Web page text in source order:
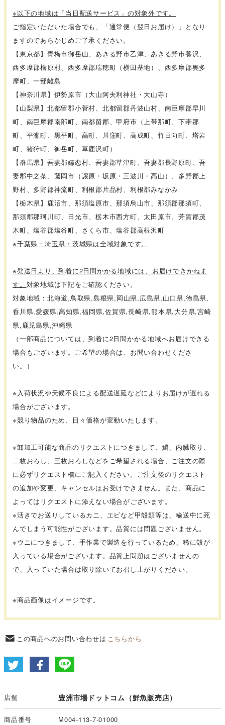
※以下の地域は「当日配送サービス」の対象外です。
ご指定いただいた場合でも、「通常便（翌日お届け）」となり
ますのであらかじめご了承ください。
【東京都】青梅市御岳山、あきる野市乙津、あきる野市養沢、
西多摩郡檜原村、西多摩郡瑞穂町（横田基地）、西多摩郡奥多
摩町、一部離島
【神奈川県】伊勢原市（大山阿夫利神社・大山寺）
【山梨県】北都留郡小菅村、北都留郡丹波山村、南巨摩郡早川
町、南巨摩郡南部町、南都留郡、甲府市（上帯那町、下帯那
町、平瀬町、黒平町、高町、川窪町、高成町、竹日向町、塔岩
町、猪狩町、御岳町、草鹿沢町）
【群馬県】吾妻郡嬬恋村、吾妻郡草津町、吾妻郡長野原町、吾
妻郡中之条、藤岡市（譲原・坂原・三波川・高山）、多野郡上
野村、多野郡神流町、利根郡片品村、利根郡みなかみ
【栃木県】鹿沼市、那須塩原市、那須烏山市、那須郡那須町、
那須郡那珂川町、日光市、栃木市西方町、太田原市、芳賀郡茂
木町、塩谷郡塩谷町、さくら市、塩谷郡高根沢町
※千葉県・埼玉県・茨城県は全域対象です。
※発送日より、到着に2日間かかる地域には、お届けできかねま
す。 対象地域は下記をご確認ください。
対象地域：北海道,鳥取県,島根県,岡山県,広島県,山口県,徳島県,
香川県,愛媛県,高知県,福岡県,佐賀県,長崎県,熊本県,大分県,宮崎
県,鹿児島県,沖縄県
（一部商品については、到着に2日間かかる地域へお届けできる
場合もございます。ご希望の場合は、お問い合わせくださ
い。）
※入荷状況や天候不良による配送遅延などによりお届けが遅れる
場合がございます。
※競り物品のため、日々価格が変動いたします。
※卸加工可能な商品のリクエストにつきまして、鱗、内臓取り、
二枚おろし、三枚おろしなどをご希望される場合、ご注文の際
に必ずリクエスト欄にご記入ください。ご注文後のリクエスト
の追加や変更、キャンセルはお受けできません。また、商品に
よってはリクエストに添えない場合がございます。
※活きでお送りしているカニ、エビなど甲殻類等は、輸送中に死
んでしまう可能性がございます。品質には問題ございません。
※ウニにつきまして、手作業で製造を行っているため、稀に殻が
入っている場合がございます。品質上問題はございませんの
で、入っていた場合は取り除いてお召し上がりください。
※商品画像はイメージです。
この商品へのお問い合わせは こちらから
店舗 豊洲市場ドットコム（鮮魚販売店）
商品番号 M004-113-7-01000